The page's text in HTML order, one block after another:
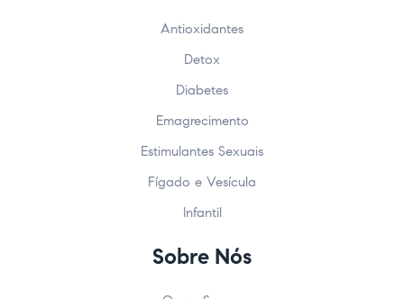
Antioxidantes
Detox
Diabetes
Emagrecimento
Estimulantes Sexuais
Fígado e Vesícula
Infantil
Sobre Nós